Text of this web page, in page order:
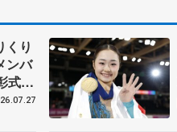
くり
ンバ
式、
園子